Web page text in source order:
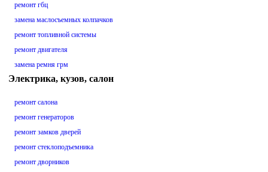
ремонт гбц
замена маслосъемных колпачков
ремонт топливной системы
ремонт двигателя
замена ремня грм
Электрика, кузов, салон
ремонт салона
ремонт генераторов
ремонт замков дверей
ремонт стеклоподъемника
ремонт дворников